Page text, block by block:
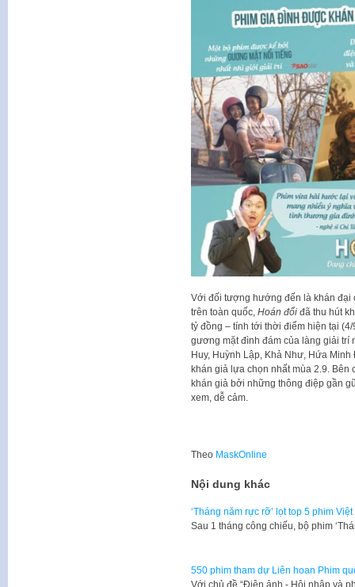
Với đối tượng hướng đến là khán đại
trên toàn quốc, Hoán đổiđã thu hút
tỷ đồng – tính tới thời điểm hiện tại
gương mặt đình đám của làng giải trí
Huy, Huỳnh Lập, Khả Như, Hứa
khán giả lựa chọn nhất mùa 2.9.
khán giả bởi những thông điệp gần
xem, dễ cảm.
Theo MaskOnline
Nội dung khác
‘Tháng năm rực rỡ’ lọt top 5 phim
Sau 1 tháng công chiếu, bộ phim
550 phim tham dự Liên hoan Phim
Với chủ đề “Điện ảnh - Hội nhập và